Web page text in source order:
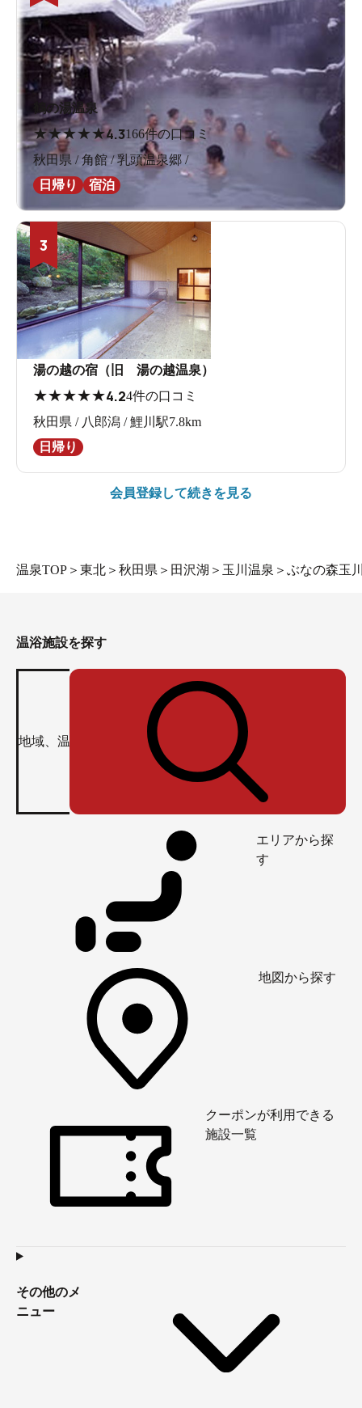
鶴の湯温泉
★★★★★4.3166件の口コミ
秋田県 / 角館 / 乳頭温泉郷 /
日帰り
宿泊
3
湯の越の宿（旧 湯の越温泉）
★★★★★4.24件の口コミ
秋田県 / 八郎潟 / 鯉川駅7.8km
日帰り
会員登録して続きを見る
温泉TOP ＞ 東北 ＞ 秋田県 ＞ 田沢湖 ＞ 玉川温泉 ＞ ぶなの森玉
温浴施設を探す
エリアから探
す
地図から探す
クーポンが利用できる
施設一覧
その他のメ
ニュー